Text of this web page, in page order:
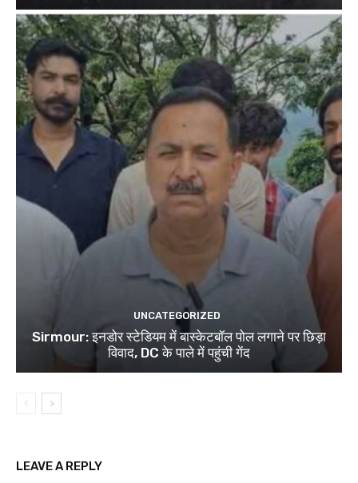
UNCATEGORIZED
Sirmour: इनडोर स्टेडियम में बास्केटबॉल पोल लगाने पर छिड़ा
विवाद, DC के पाले में पहुंची गेंद
LEAVE A REPLY